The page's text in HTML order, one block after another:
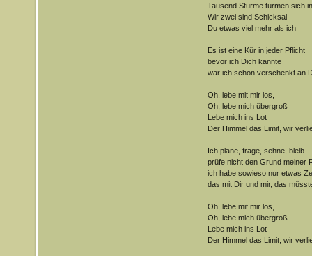
Tausend Stürme türmen sich
Wir zwei sind Schicksal
Du etwas viel mehr als ich
Es ist eine Kür in jeder Pflicht
bevor ich Dich kannte
war ich schon verschenkt an
Oh, lebe mit mir los,
Oh, lebe mich übergroß
Lebe mich ins Lot
Der Himmel das Limit, wir
Ich plane, frage, sehne, bleib
prüfe nicht den Grund meiner
ich habe sowieso nur etwas
das mit Dir und mir, das
Oh, lebe mit mir los,
Oh, lebe mich übergroß
Lebe mich ins Lot
Der Himmel das Limit, wir